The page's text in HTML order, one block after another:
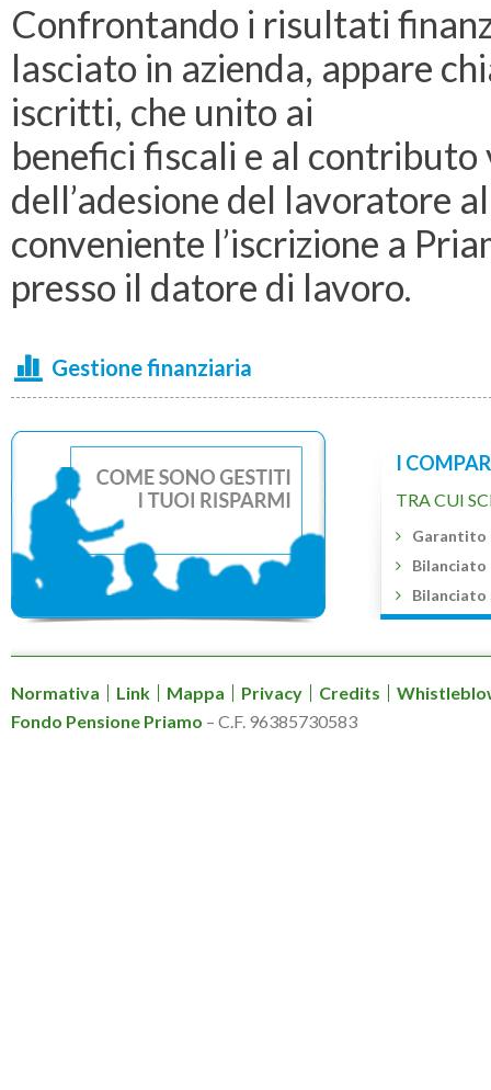
Confrontando i risultati
lasciato in azienda, appare
iscritti, che unito ai
benefici fiscali e al contributo
dell’adesione del lavoratore
conveniente l’iscrizione a
presso il datore di lavoro.
Gestione finanziaria
I
TRA CUI
Garantito
Bilanciato
Bilanciato
Normativa Link Mappa Privacy Credits
Fondo Pensione Priamo – C.F. 96385730583